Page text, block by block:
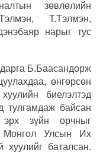
зөвлөлийн
Т.Тэлмэн,
нарыг тус
Б.Баасандорж
өнгөрсөн
биелэлтэд
тулгамдаж байсан
эрх зүйн орчныг
Монгол Улсын Их
баталсан.